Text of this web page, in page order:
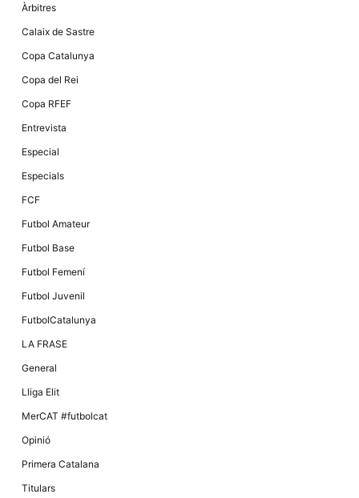
Àrbitres
Calaix de Sastre
Copa Catalunya
Copa del Rei
Copa RFEF
Entrevista
Especial
Especials
FCF
Futbol Amateur
Futbol Base
Futbol Femení
Futbol Juvenil
FutbolCatalunya
LA FRASE
General
Lliga Elit
MerCAT #futbolcat
Opinió
Primera Catalana
Titulars